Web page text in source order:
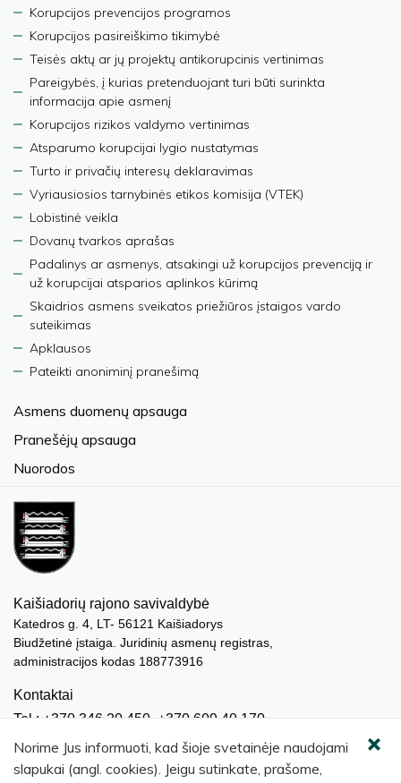
Korupcijos prevencijos programos
Korupcijos pasireiškimo tikimybė
Teisės aktų ar jų projektų antikorupcinis vertinimas
Pareigybės, į kurias pretenduojant turi būti surinkta
informacija apie asmenį
Korupcijos rizikos valdymo vertinimas
Atsparumo korupcijai lygio nustatymas
Turto ir privačių interesų deklaravimas
Vyriausiosios tarnybinės etikos komisija (VTEK)
Lobistinė veikla
Dovanų tvarkos aprašas
Padalinys ar asmenys, atsakingi už korupcijos prevenciją ir
už korupcijai atsparios aplinkos kūrimą
Skaidrios asmens sveikatos priežiūros įstaigos vardo
suteikimas
Apklausos
Pateikti anoniminį pranešimą
Asmens duomenų apsauga
Pranešėjų apsauga
Nuorodos
Kaišiadorių rajono savivaldybė
Katedros g. 4, LT- 56121 Kaišiadorys
Biudžetinė įstaiga. Juridinių asmenų registras,
administracijos kodas 188773916
Kontaktai
Tel.: +370 346 20 450, +370 609 40 170
El. paštas.: meras@kaisiadorys.lt
dokumentai@kaisiadorys.lt
Norime Jus informuoti, kad šioje svetainėje naudojami
slapukai (angl. cookies). Jeigu sutinkate, prašome,